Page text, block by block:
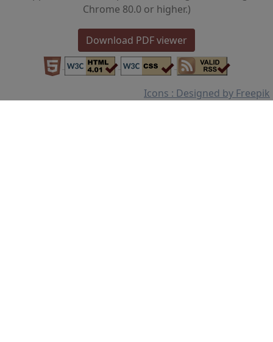
Chrome 80.0 or higher.)
Download PDF viewer
Icons : Designed by Freepik